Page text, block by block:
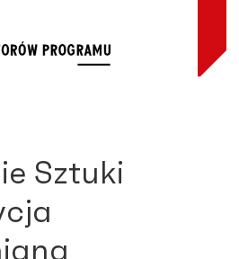
Sztuki